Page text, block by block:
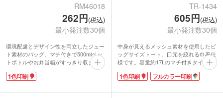
RM46018
262円(税込)
最小発注数30個
環境配慮とデザイン性を両立したジュー
ト素材のバッグ。マチ付きで500mlペッ
トボトルやお弁当箱がすっきり収まるサ
イズ感。サイド部分にカラーを効かせた
バイカラーデザインが、さりげないアク
性を演出できます。ランチタイムはもち
1色印刷
TR-1434
605円(税込)
最小発注数30個
中身が見えるメッシュ素材を使用したビ
ッグサイズトート。口元を絞れる巾着仕
様です。容量約17Lのマチ付きタイプ
で、バスタオルと着替えなどかさばるも
のも入れられます。ジムバッグや水場の
肩掛けができる長さで、荷物が重くても
1色印刷 フルカラー印刷